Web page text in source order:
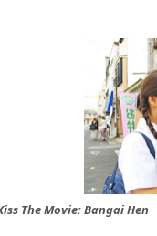
The Movie: Bangai Hen